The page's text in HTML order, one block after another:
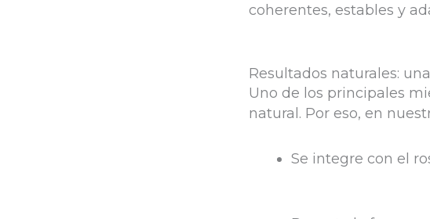
coherentes, estables y
Resultados naturales:
Uno de los principales
natural. Por eso, en
Se integre con el